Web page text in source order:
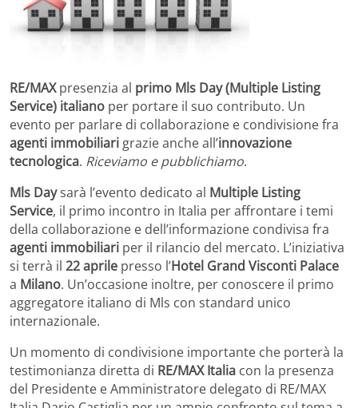
RE/MAXpresenzia al primo Mls Day (Multiple Listing
Service) italiano per portare il suo contributo. Un
evento per parlare di collaborazione e condivisione fra
agenti immobiliari grazie anche all’innovazione
tecnologica. Riceviamo e pubblichiamo.
Mls Daysarà l’evento dedicato al Multiple Listing
Service, il primo incontro in Italia per affrontare i temi
della collaborazione e dell’informazione condivisa fra
agenti immobiliari per il rilancio del mercato. L’iniziativa
si terrà il 22 aprile presso l’Hotel Grand Visconti Palace
a Milano. Un’occasione inoltre, per conoscere il primo
aggregatore italiano di Mls con standard unico
internazionale.
Un momento di condivisione importante che porterà la
testimonianza diretta di RE/MAX Italia con la presenza
del Presidente e Amministratore delegato di RE/MAX